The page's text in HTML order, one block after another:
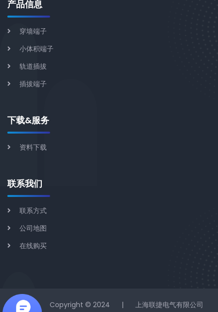
产品信息
穿墙端子
小体积端子
轨道插拔
插拔端子
下载&服务
资料下载
联系我们
联系方式
公司地图
在线购买
| Copyright © 2024 | 上海联捷电气有限公司